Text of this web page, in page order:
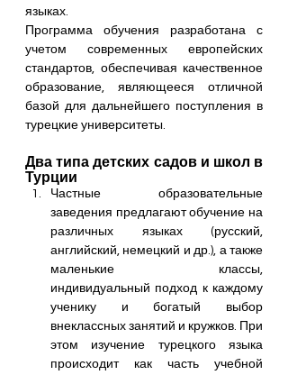
языках.
Программа обучения разработана с
учетом современных европейских
стандартов, обеспечивая качественное
образование, являющееся отличной
базой для дальнейшего поступления в
турецкие университеты.
Два типа детских садов и школ в
Турции
Частные образовательные
заведения предлагают обучение на
различных языках (русский,
английский, немецкий и др.), а также
маленькие классы,
индивидуальный подход к каждому
ученику и богатый выбор
внеклассных занятий и кружков. При
этом изучение турецкого языка
происходит как часть учебной